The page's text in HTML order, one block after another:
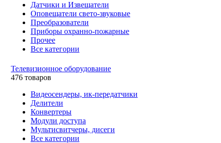
Датчики и Извещатели
Оповещатели свето-звуковые
Преобразователи
Приборы охранно-пожарные
Прочее
Все категории
Телевизионное оборудование
476 товаров
Видеосендеры, ик-передатчики
Делители
Конвертеры
Модули доступа
Мультисвитчеры, дисеги
Все категории